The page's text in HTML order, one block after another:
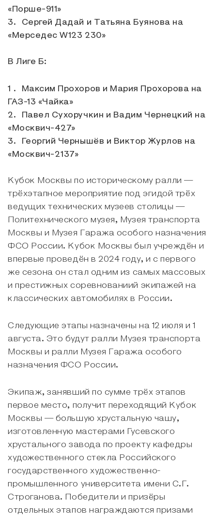
«Порше-911»
Сергей Дадай и Татьяна Буянова на
«Мерседес W123 230»
В Лиге Б:
Максим Прохоров и Мария Прохорова на
ГАЗ-13 «Чайка»
Павел Сухоручкин и Вадим Чернецкий на
«Москвич-427»
Георгий Чернышёв и Виктор Журлов на
«Москвич-2137»
Кубок Москвы по историческому ралли —
трёхэтапное мероприятие под эгидой трёх
ведущих технических музеев столицы —
Политехнического музея, Музея транспорта
Москвы и Музея Гаража особого назначения
ФСО России. Кубок Москвы был учреждён и
впервые проведён в 2024 году, и с первого
же сезона он стал одним из самых массовых
и престижных соревнованиий экипажей на
классических автомобилях в России.
Следующие этапы назначены на 12 июля и 1
августа. Это будут ралли Музея транспорта
Москвы и ралли Музея Гаража особого
назначения ФСО России.
Экипаж, занявший по сумме трёх этапов
первое место, получит переходящий Кубок
Москвы — большую хрустальную чашу,
изготовленную мастерами Гусевского
хрустального завода по проекту кафедры
художественного стекла Российского
государственного художественно-
промышленного университета имени С.Г.
Строганова. Победители и призёры
отдельных этапов награждаются призами